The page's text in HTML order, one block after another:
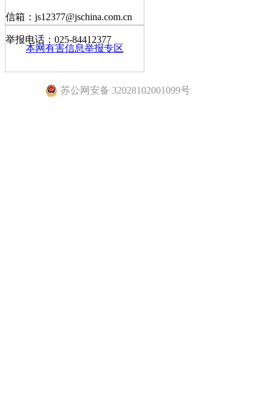
信箱：js12377@jschina.com.cn
举报电话：025-84412377
本网有害信息举报专区
苏公网安备 32028102001099号